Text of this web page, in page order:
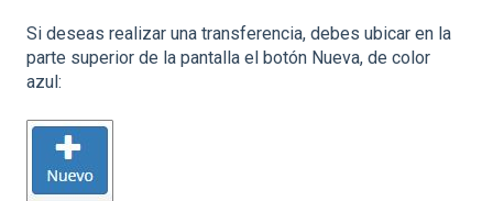
Si deseas realizar una transferencia, debes ubicar en la
parte superior de la pantalla el botón Nueva, de color
azul: